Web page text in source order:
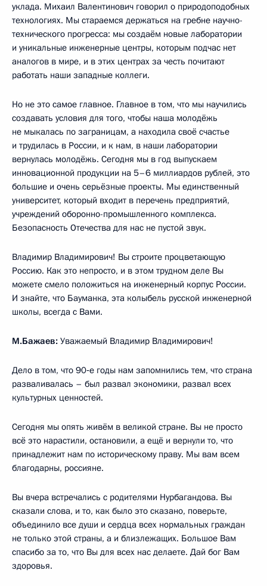
уклада. Михаил Валентинович говорил о природоподобных
технологиях. Мы стараемся держаться на гребне научно-
технического прогресса: мы создаём новые лаборатории
и уникальные инженерные центры, которым подчас нет
аналогов в мире, и в этих центрах за честь почитают
работать наши западные коллеги.
Но не это самое главное. Главное в том, что мы научились
создавать условия для того, чтобы наша молодёжь
не мыкалась по заграницам, а находила своё счастье
и трудилась в России, и к нам, в наши лаборатории
вернулась молодёжь. Сегодня мы в год выпускаем
инновационной продукции на 5–6 миллиардов рублей, это
большие и очень серьёзные проекты. Мы единственный
университет, который входит в перечень предприятий,
учреждений оборонно-промышленного комплекса.
Безопасность Отечества для нас не пустой звук.
Владимир Владимирович! Вы строите процветающую
Россию. Как это непросто, и в этом трудном деле Вы
можете смело положиться на инженерный корпус России.
И знайте, что Бауманка, эта колыбель русской инженерной
школы, всегда с Вами.
М.Бажаев: Уважаемый Владимир Владимирович!
Дело в том, что 90‑е годы нам запомнились тем, что страна
разваливалась – был развал экономики, развал всех
культурных ценностей.
Сегодня мы опять живём в великой стране. Вы не просто
всё это нарастили, остановили, а ещё и вернули то, что
принадлежит нам по историческому праву. Мы вам всем
благодарны, россияне.
Вы вчера встречались с родителями Нурбагандова. Вы
сказали слова, и то, как было это сказано, поверьте,
объединило все души и сердца всех нормальных граждан
не только этой страны, а и близлежащих. Большое Вам
спасибо за то, что Вы для всех нас делаете. Дай бог Вам
здоровья.